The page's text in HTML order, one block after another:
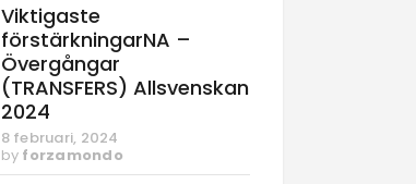
Viktigaste
förstärkningarNA –
Övergångar
(TRANSFERS) Allsvenskan
2024
8 februari, 2024
by forzamondo